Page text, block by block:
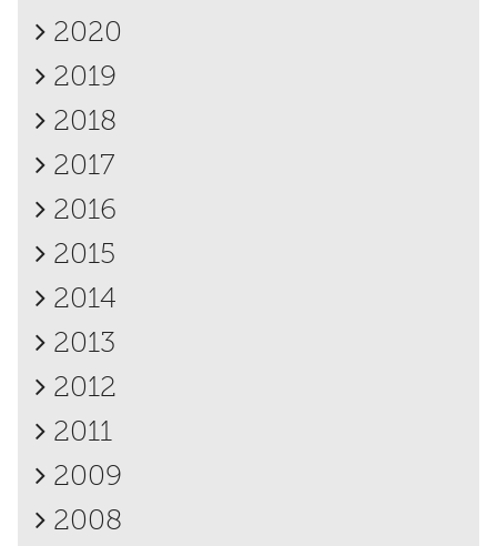
2020
2019
2018
2017
2016
2015
2014
2013
2012
2011
2009
2008